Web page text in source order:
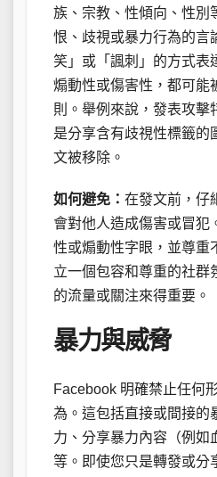
族、宗教、性傾向、性別
恨、歧視或暴力行為的言
笑」或「諷刺」的方式表
煽動性或傷害性，都可能
則。舉例來說，發表攻擊
是分享含有歧視性標籤的
文被移除。
如何避免： 在發文前，仔
會對他人造成傷害或冒犯
性或煽動性字眼，並尊重
立一個包容和尊重的社群
的流量或關注來得重要。
暴力與威脅
Facebook 明確禁止任何
為。這包括直接或間接的
力、分享暴力內容（例如
等。即使您只是轉發或分